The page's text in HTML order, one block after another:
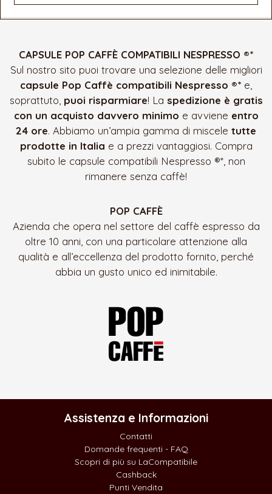
CAPSULE POP CAFFÈ COMPATIBILI NESPRESSO ®*
Sul nostro sito puoi trovare una selezione delle migliori
capsule Pop Caffè compatibili Nespresso ®* e,
soprattuto, puoi risparmiare! La spedizione è gratis
con un acquisto davvero minimo e avviene entro
24 ore. Abbiamo un’ampia gamma di miscele tutte
prodotte in Italia e a prezzi vantaggiosi. Compra
subito le capsule compatibili Nespresso ®*, non
rimanere senza caffè!
POP CAFFÈ
Azienda che opera nel settore del caffè espresso da
oltre 10 anni, con una particolare attenzione alla
qualità e all’eccellenza del prodotto fornito, perché
abbia un gusto unico ed inimitabile.
Assistenza e Informazioni
Contatti
Domande frequenti - FAQ
Scopri di più su LaCompatibile
Cashback
Punti Vendita